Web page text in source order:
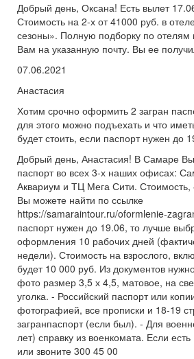
Добрый день, Оксана! Есть вылет
Стоимость на 2-х от 41000 руб. в
сезоны». Полную подборку по
Вам на указанную почту. Вы ее
07.06.2021
Анастасия
Хотим срочно оформить 2 загран
для этого можно подъехать и что
будет стоить, если паспорт нужен до
Добрый день, Анастасия! В Самаре
паспорт во всех 3-х наших офисах:
Аквариум и ТЦ Мега Сити. Стоимость,
Вы можете найти по ссылке
https://samaraintour.ru/oformlenie-
паспорт нужен до 19.06, то лучше
оформления 10 рабочих дней
недели). Стоимость на взрослого,
будет 10 000 руб. Из документов
фото размер 3,5 х 4,5, матовое, на
уголка. - Российский паспорт или
фотографией, все прописки и 18-19
загранпаспорт (если был). - Для
лет) справку из военкомата. Если
или звоните 300 45 00